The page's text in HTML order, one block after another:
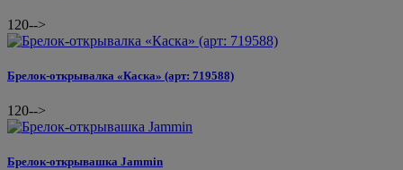
120-->
Брелок-открывалка «Каска» (арт: 719588)
120-->
Брелок-открывашка Jammin